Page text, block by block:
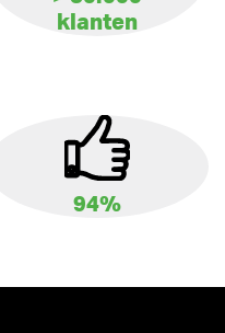
klanten
94%